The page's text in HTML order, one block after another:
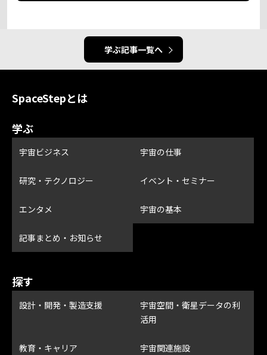
学ぶ記事一覧へ
SpaceStepとは
学ぶ
宇宙ビジネス 宇宙の仕事
研究・テクノロジー イベント・セミナー
エンタメ 宇宙の基本
記事まとめ・お知らせ
探す
設計・開発・製造支援
宇宙空間・衛星データの利
活用
教育・キャリア 宇宙関連施設